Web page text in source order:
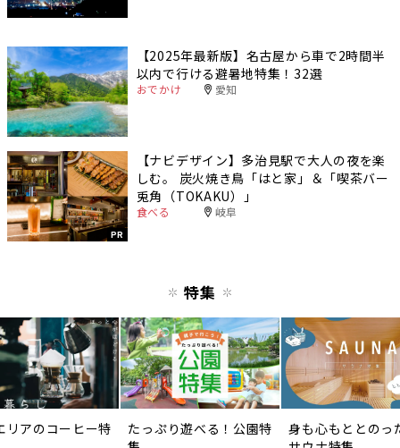
【2025年最新版】名古屋から車で2時間半
以内で行ける避暑地特集！32選
おでかけ 愛知
PR
【ナビデザイン】多治見駅で大人の夜を楽
しむ。 炭火焼き鳥「はと家」＆「喫茶バー
兎角（TOKAKU）」
食べる 岐阜
特集
リアのコーヒー特
たっぷり遊べる！公園特
身も心もととのっ